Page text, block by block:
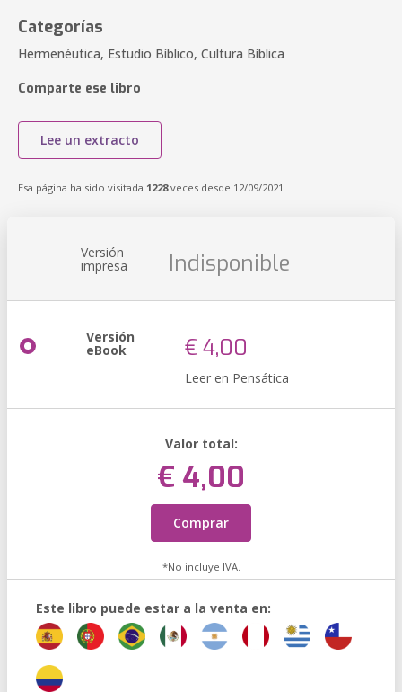
Categorías
Hermenéutica, Estudio Bíblico, Cultura Bíblica
Comparte ese libro
Lee un extracto
Esa página ha sido visitada 1228veces desde 12/09/2021
Versión
impresa Indisponible
Versión
eBook € 4,00
Leer en Pensática
Valor total:
€ 4,00
Comprar
*No incluye IVA.
Este libro puede estar a la venta en: